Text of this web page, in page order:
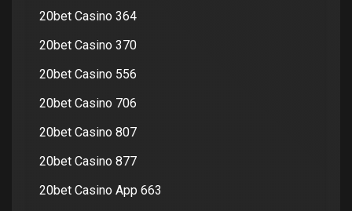
20bet Casino 364
20bet Casino 370
20bet Casino 556
20bet Casino 706
20bet Casino 807
20bet Casino 877
20bet Casino App 663